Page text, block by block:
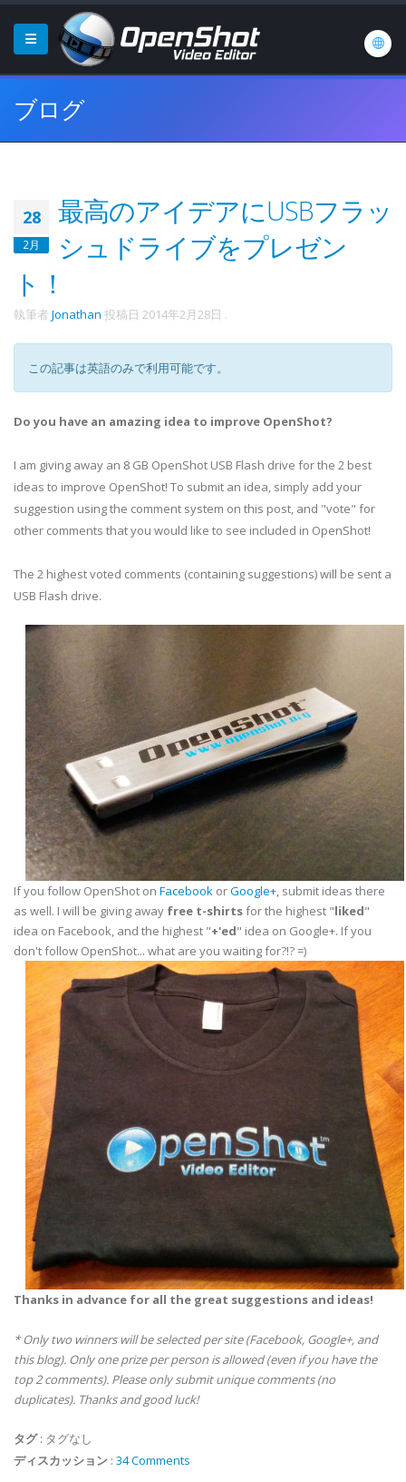
ブログ
28
2月
最高のアイデアにUSBフラッ
シュドライブをプレゼン
ト！
執筆者 Jonathan 投稿日 2014年2月28日 .
この記事は英語のみで利用可能です。
Do you have an amazing idea to improve OpenShot?
I am giving away an 8 GB OpenShot USB Flash drive for the 2 best
ideas to improve OpenShot! To submit an idea, simply add your
suggestion using the comment system on this post, and "vote" for
other comments that you would like to see included in OpenShot!
The 2 highest voted comments (containing suggestions) will be sent a
USB Flash drive.
If you follow OpenShot on Facebook orGoogle+, submit ideas there
as well. I will be giving away free t-shirtsfor the highest "liked"
idea on Facebook, and the highest "+'ed" idea on Google+. If you
don't follow OpenShot... what are you waiting for?!? =)
Thanks in advance for all the great suggestions and ideas!
* Only two winners will be selected per site (Facebook, Google+, and
this blog). Only one prize per person is allowed (even if you have the
top 2 comments). Please only submit unique comments (no
duplicates). Thanks and good luck!
タグ: タグなし
ディスカッション : 34 Comments